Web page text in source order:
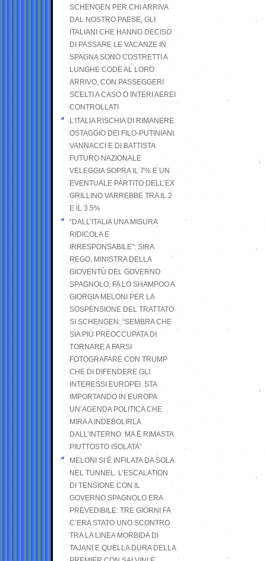
SCHENGEN PER CHI ARRIVA
DAL NOSTRO PAESE, GLI
ITALIANI CHE HANNO DECISO
DI PASSARE LE VACANZE IN
SPAGNA SONO COSTRETTI A
LUNGHE CODE AL LORO
ARRIVO, CON PASSEGGERI
SCELTI A CASO O INTERI AEREI
CONTROLLATI
L’ITALIA RISCHIA DI RIMANERE
OSTAGGIO DEI FILO-PUTINIANI
VANNACCI E DI BATTISTA.
FUTURO NAZIONALE
VELEGGIA SOPRA IL 7% E UN
EVENTUALE PARTITO DELL’EX
GRILLINO VARREBBE TRA IL 2
E IL 3.5%
“DALL’ITALIA UNA MISURA
RIDICOLA E
IRRESPONSABILE”: SIRA
REGO, MINISTRA DELLA
GIOVENTÙ DEL GOVERNO
SPAGNOLO, FA LO SHAMPOO A
GIORGIA MELONI PER LA
SOSPENSIONE DEL TRATTATO
SI SCHENGEN: “SEMBRA CHE
SIA PIÙ PREOCCUPATA DI
TORNARE A FARSI
FOTOGRAFARE CON TRUMP
CHE DI DIFENDERE GLI
INTERESSI EUROPEI. STA
IMPORTANDO IN EUROPA
UN’AGENDA POLITICA CHE
MIRA A INDEBOLIRLA
DALL’INTERNO. MA È RIMASTA
PIUTTOSTO ISOLATA”
MELONI SI È INFILATA DA SOLA
NEL TUNNEL. L’ESCALATION
DI TENSIONE CON IL
GOVERNO SPAGNOLO ERA
PREVEDIBILE: TRE GIORNI FA
C’ERA STATO UNO SCONTRO
TRA LA LINEA MORBIDA DI
TAJANI E QUELLA DURA DELLA